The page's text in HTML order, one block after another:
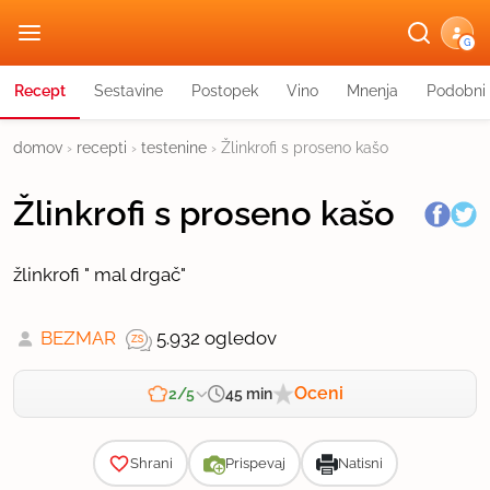
G
Recept Sestavine Postopek Vino Mnenja
domov › recepti › testenine › Žlinkrofi s proseno kašo
Žlinkrofi s proseno kašo
žlinkrofi " mal drgač"
BEZMAR 5.932 ogledov
2/5 45 min Oceni
Shrani Prispevaj Natisni